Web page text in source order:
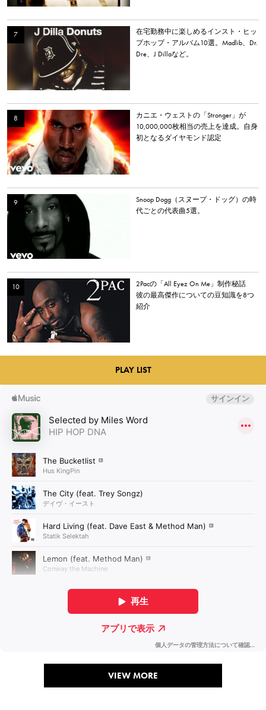
在宅勤務中に楽しめるインスト・ヒッ
プホップ・アルバム10選。Madlib、Dr.
Dre、J Dillaなど。
カニエ・ウェストの「Stronger」が
10,000,000枚相当の売上を達成。自身
初となるダイヤモンド認定
Snoop Dogg（スヌープ・ドッグ）の時
代ごとの代表曲5選。
2Pacの「All Eyez On Me」制作秘話
彼の最高傑作についての豆知識を8つ
紹介
PLAY LIST
VIEW MORE